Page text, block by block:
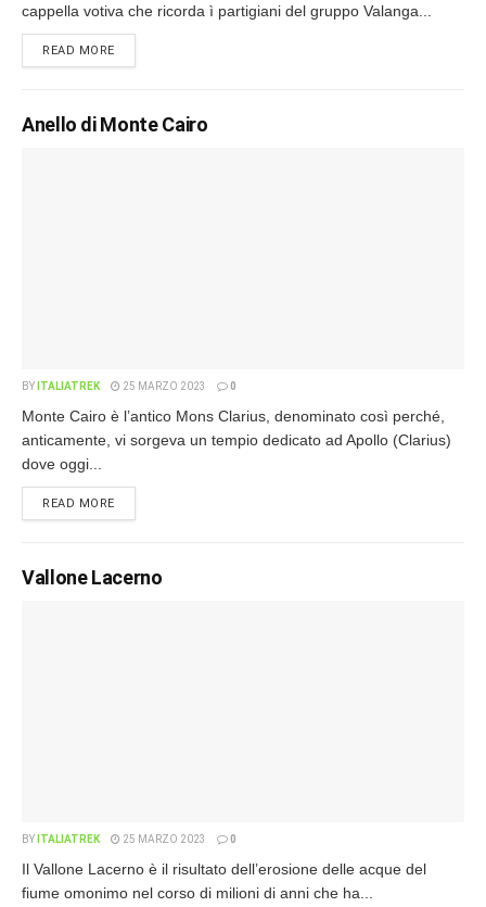
cappella votiva che ricorda ì partigiani del gruppo Valanga...
READ MORE
Anello di Monte Cairo
BY ITALIATREK 25 MARZO 2023 0
Monte Cairo è l’antico Mons Clarius, denominato così perché,
anticamente, vi sorgeva un tempio dedicato ad Apollo (Clarius)
dove oggi...
READ MORE
Vallone Lacerno
BY ITALIATREK 25 MARZO 2023 0
Il Vallone Lacerno è il risultato dell’erosione delle acque del
fiume omonimo nel corso di milioni di anni che ha...